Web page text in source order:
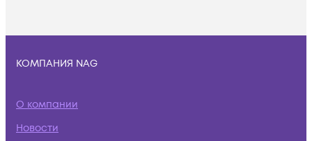
КОМПАНИЯ NAG
О компании
Новости